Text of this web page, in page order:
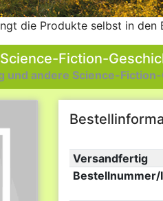
die Produkte selbst in den
Fiction-
und andere Science-
Versandfertig
Bestellnummer/